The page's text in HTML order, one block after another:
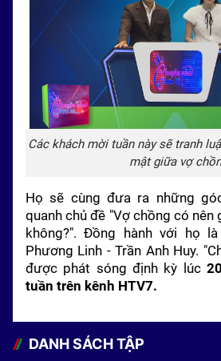
Các khách mời tuần này sẽ tranh
mật giữa vợ
Họ sẽ cùng đưa ra những
quanh chủ đề "Vợ chồng có nên
không?". Đồng hành với họ
Phương Linh - Trần Anh Huy.
được phát sóng định kỳ lúc
tuần trên kênh HTV7.
DANH SÁCH TẬP